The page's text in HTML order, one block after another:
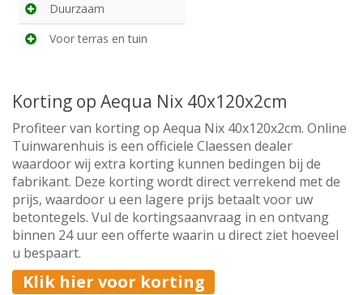
Duurzaam
Voor terras en tuin
Korting op Aequa Nix 40x120x2cm
Profiteer van korting op Aequa Nix 40x120x2cm. Online
Tuinwarenhuis is een officiele Claessen dealer
waardoor wij extra korting kunnen bedingen bij de
fabrikant. Deze korting wordt direct verrekend met de
prijs, waardoor u een lagere prijs betaalt voor uw
betontegels. Vul de kortingsaanvraag in en ontvang
binnen 24 uur een offerte waarin u direct ziet hoeveel
u bespaart.
Klik hier voor korting